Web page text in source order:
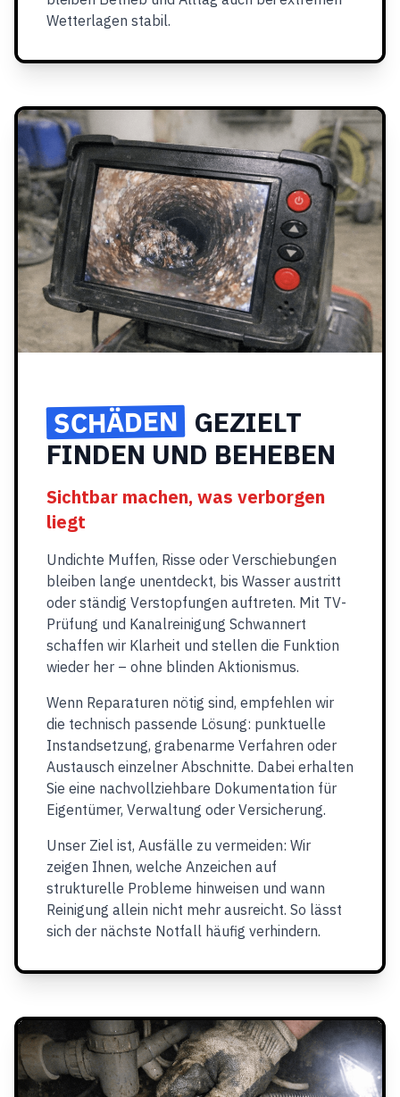
Wetterlagen stabil.
SCHÄDEN GEZIELT
FINDEN UND BEHEBEN
Sichtbar machen, was verborgen
liegt
Undichte Muffen, Risse oder Verschiebungen
bleiben lange unentdeckt, bis Wasser austritt
oder ständig Verstopfungen auftreten. Mit TV-
Prüfung und Kanalreinigung Schwannert
schaffen wir Klarheit und stellen die Funktion
wieder her – ohne blinden Aktionismus.
Wenn Reparaturen nötig sind, empfehlen wir
die technisch passende Lösung: punktuelle
Instandsetzung, grabenarme Verfahren oder
Austausch einzelner Abschnitte. Dabei erhalten
Sie eine nachvollziehbare Dokumentation für
Eigentümer, Verwaltung oder Versicherung.
Unser Ziel ist, Ausfälle zu vermeiden: Wir
zeigen Ihnen, welche Anzeichen auf
strukturelle Probleme hinweisen und wann
Reinigung allein nicht mehr ausreicht. So lässt
sich der nächste Notfall häufig verhindern.